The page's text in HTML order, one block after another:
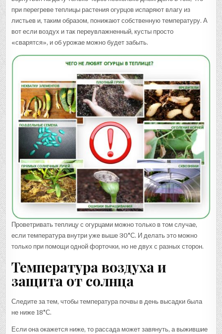
при перегреве теплицы растения огурцов испаряют влагу из
листьев и, таким образом, понижают собственную температуру. А
вот если воздух и так переувлажненный, кусты просто
«сварятся», и об урожае можно будет забыть.
Проветривать теплицу с огурцами можно только в том случае,
если температура внутри уже выше 30°С. И делать это можно
только при помощи одной форточки, но не двух с разных сторон.
Температура воздуха и
защита от солнца
Следите за тем, чтобы температура почвы в день высадки была
не ниже 18°С.
Если она окажется ниже, то рассада может завянуть, а выжившие